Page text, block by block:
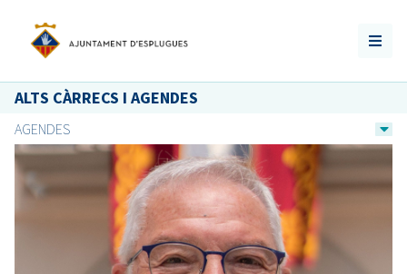
ALTS CÀRRECS I AGENDES
AGENDES